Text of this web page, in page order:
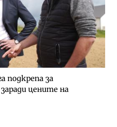
подкрепа за
цените на